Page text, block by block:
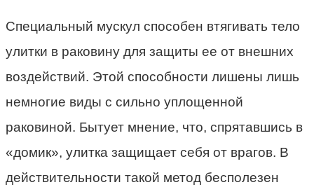
Специальный мускул способен втягивать тело
улитки в раковину для защиты ее от внешних
воздействий. Этой способности лишены лишь
немногие виды с сильно уплощенной
раковиной. Бытует мнение, что, спрятавшись в
«домик», улитка защищает себя от врагов. В
действительности такой метод бесполезен